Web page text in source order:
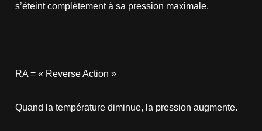
s’éteint complètement à sa pression maximale.
RA = « Reverse Action »
Quand la température diminue, la pression augmente.